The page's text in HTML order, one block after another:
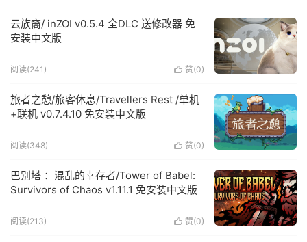
云族裔/ inZOI v0.5.4 全DLC 送修改器 免
安装中文版
 赞(0)
阅读(241)
旅者之憩/旅客休息/Travellers Rest /单机
+联机 v0.7.4.10 免安装中文版
 赞(0)
阅读(348)
巴别塔 ：混乱的幸存者/Tower of Babel:
Survivors of Chaos v1.11.1 免安装中文版
 赞(0)
阅读(213)